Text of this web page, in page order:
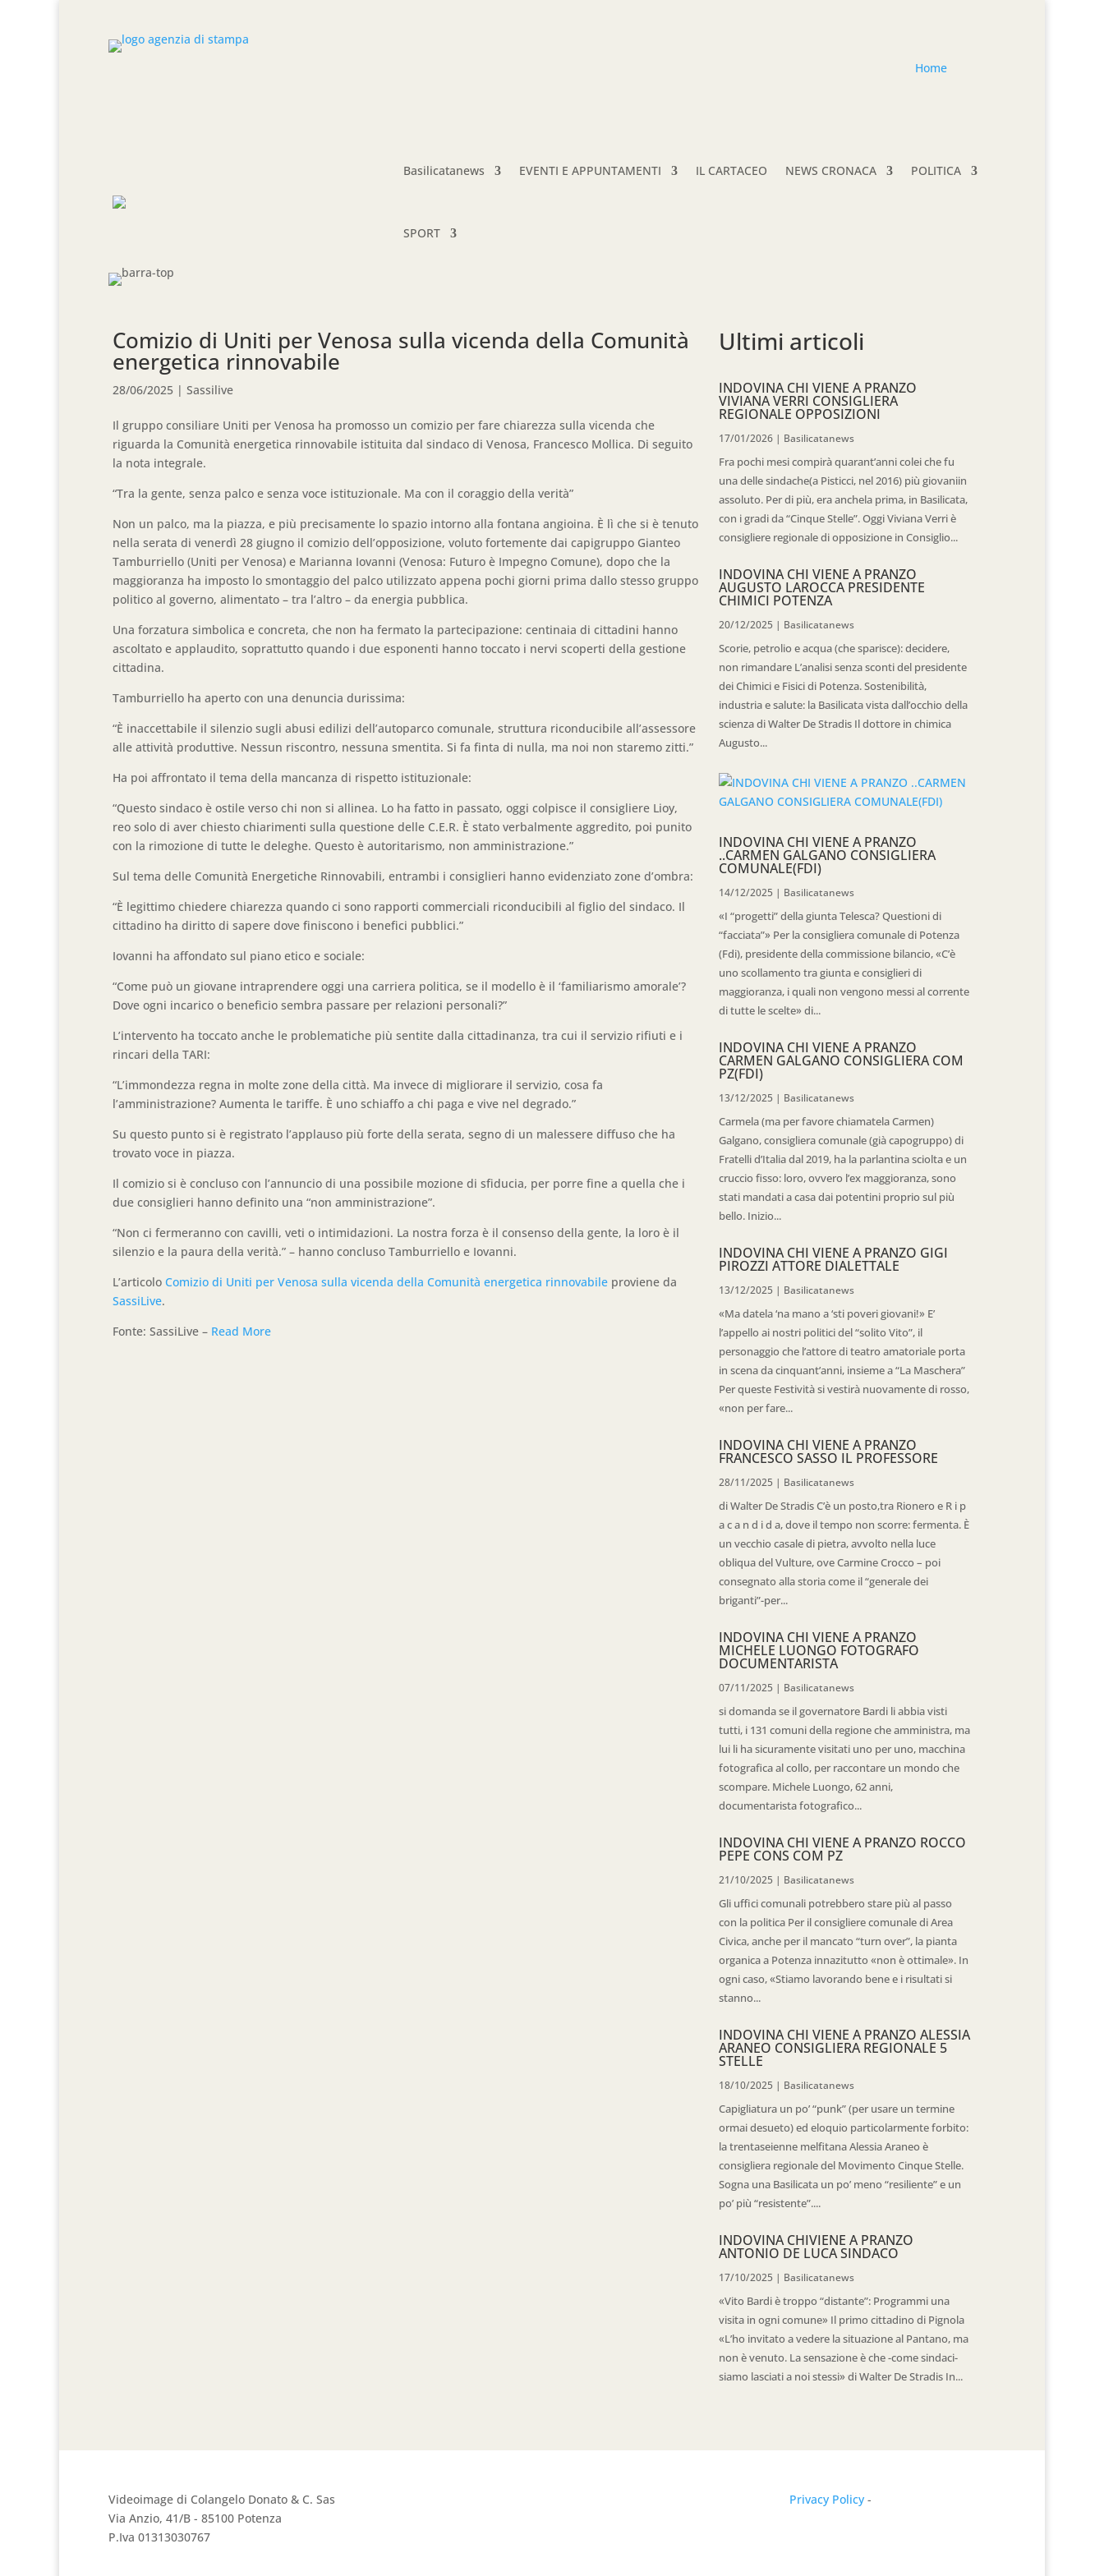
Home
Basilicatanews EVENTI E APPUNTAMENTI IL CARTACEO NEWS CRONACA POLITICA
SPORT
Comizio di Uniti per Venosa sulla vicenda della Comunità
energetica rinnovabile
28/06/2025 | Sassilive
Il gruppo consiliare Uniti per Venosa ha promosso un comizio per fare chiarezza sulla vicenda che
riguarda la Comunità energetica rinnovabile istituita dal sindaco di Venosa, Francesco Mollica. Di seguito
la nota integrale.
“Tra la gente, senza palco e senza voce istituzionale. Ma con il coraggio della verità”
Non un palco, ma la piazza, e più precisamente lo spazio intorno alla fontana angioina. È lì che si è tenuto
nella serata di venerdì 28 giugno il comizio dell’opposizione, voluto fortemente dai capigruppo Gianteo
Tamburriello (Uniti per Venosa) e Marianna Iovanni (Venosa: Futuro è Impegno Comune), dopo che la
maggioranza ha imposto lo smontaggio del palco utilizzato appena pochi giorni prima dallo stesso gruppo
politico al governo, alimentato – tra l’altro – da energia pubblica.
Una forzatura simbolica e concreta, che non ha fermato la partecipazione: centinaia di cittadini hanno
ascoltato e applaudito, soprattutto quando i due esponenti hanno toccato i nervi scoperti della gestione
cittadina.
Tamburriello ha aperto con una denuncia durissima:
“È inaccettabile il silenzio sugli abusi edilizi dell’autoparco comunale, struttura riconducibile all’assessore
alle attività produttive. Nessun riscontro, nessuna smentita. Si fa finta di nulla, ma noi non staremo zitti.”
Ha poi affrontato il tema della mancanza di rispetto istituzionale:
“Questo sindaco è ostile verso chi non si allinea. Lo ha fatto in passato, oggi colpisce il consigliere Lioy,
reo solo di aver chiesto chiarimenti sulla questione delle C.E.R. È stato verbalmente aggredito, poi punito
con la rimozione di tutte le deleghe. Questo è autoritarismo, non amministrazione.”
Sul tema delle Comunità Energetiche Rinnovabili, entrambi i consiglieri hanno evidenziato zone d’ombra:
“È legittimo chiedere chiarezza quando ci sono rapporti commerciali riconducibili al figlio del sindaco. Il
cittadino ha diritto di sapere dove finiscono i benefici pubblici.”
Iovanni ha affondato sul piano etico e sociale:
“Come può un giovane intraprendere oggi una carriera politica, se il modello è il ‘familiarismo amorale’?
Dove ogni incarico o beneficio sembra passare per relazioni personali?”
L’intervento ha toccato anche le problematiche più sentite dalla cittadinanza, tra cui il servizio rifiuti e i
rincari della TARI:
“L’immondezza regna in molte zone della città. Ma invece di migliorare il servizio, cosa fa
l’amministrazione? Aumenta le tariffe. È uno schiaffo a chi paga e vive nel degrado.”
Su questo punto si è registrato l’applauso più forte della serata, segno di un malessere diffuso che ha
trovato voce in piazza.
Il comizio si è concluso con l’annuncio di una possibile mozione di sfiducia, per porre fine a quella che i
due consiglieri hanno definito una “non amministrazione”.
“Non ci fermeranno con cavilli, veti o intimidazioni. La nostra forza è il consenso della gente, la loro è il
silenzio e la paura della verità.” – hanno concluso Tamburriello e Iovanni.
L’articolo Comizio di Uniti per Venosa sulla vicenda della Comunità energetica rinnovabile proviene da
SassiLive.
Fonte: SassiLive – Read More
Ultimi articoli
INDOVINA CHI VIENE A PRANZO
VIVIANA VERRI CONSIGLIERA
REGIONALE OPPOSIZIONI
17/01/2026 | Basilicatanews
Fra pochi mesi compirà quarant’anni colei che fu
una delle sindache(a Pisticci, nel 2016) più giovaniin
assoluto. Per di più, era anchela prima, in Basilicata,
con i gradi da “Cinque Stelle”. Oggi Viviana Verri è
consigliere regionale di opposizione in Consiglio...
INDOVINA CHI VIENE A PRANZO
AUGUSTO LAROCCA PRESIDENTE
CHIMICI POTENZA
20/12/2025 | Basilicatanews
Scorie, petrolio e acqua (che sparisce): decidere,
non rimandare L’analisi senza sconti del presidente
dei Chimici e Fisici di Potenza. Sostenibilità,
industria e salute: la Basilicata vista dall’occhio della
scienza di Walter De Stradis Il dottore in chimica
Augusto...
INDOVINA CHI VIENE A PRANZO
..CARMEN GALGANO CONSIGLIERA
COMUNALE(FDI)
14/12/2025 | Basilicatanews
«I “progetti” della giunta Telesca? Questioni di
“facciata”» Per la consigliera comunale di Potenza
(Fdi), presidente della commissione bilancio, «C’è
uno scollamento tra giunta e consiglieri di
maggioranza, i quali non vengono messi al corrente
di tutte le scelte» di...
INDOVINA CHI VIENE A PRANZO
CARMEN GALGANO CONSIGLIERA COM
PZ(FDI)
13/12/2025 | Basilicatanews
Carmela (ma per favore chiamatela Carmen)
Galgano, consigliera comunale (già capogruppo) di
Fratelli d’Italia dal 2019, ha la parlantina sciolta e un
cruccio fisso: loro, ovvero l’ex maggioranza, sono
stati mandati a casa dai potentini proprio sul più
bello. Inizio...
INDOVINA CHI VIENE A PRANZO GIGI
PIROZZI ATTORE DIALETTALE
13/12/2025 | Basilicatanews
«Ma datela ‘na mano a ‘sti poveri giovani!» E’
l’appello ai nostri politici del “solito Vito”, il
personaggio che l’attore di teatro amatoriale porta
in scena da cinquant’anni, insieme a “La Maschera”
Per queste Festività si vestirà nuovamente di rosso,
«non per fare...
INDOVINA CHI VIENE A PRANZO
FRANCESCO SASSO IL PROFESSORE
28/11/2025 | Basilicatanews
di Walter De Stradis C’è un posto,tra Rionero e R i p
a c a n d i d a, dove il tempo non scorre: fermenta. È
un vecchio casale di pietra, avvolto nella luce
obliqua del Vulture, ove Carmine Crocco – poi
consegnato alla storia come il “generale dei
briganti”-per...
INDOVINA CHI VIENE A PRANZO
MICHELE LUONGO FOTOGRAFO
DOCUMENTARISTA
07/11/2025 | Basilicatanews
si domanda se il governatore Bardi li abbia visti
tutti, i 131 comuni della regione che amministra, ma
lui li ha sicuramente visitati uno per uno, macchina
fotografica al collo, per raccontare un mondo che
scompare. Michele Luongo, 62 anni,
documentarista fotografico...
INDOVINA CHI VIENE A PRANZO ROCCO
PEPE CONS COM PZ
21/10/2025 | Basilicatanews
Gli uffici comunali potrebbero stare più al passo
con la politica Per il consigliere comunale di Area
Civica, anche per il mancato “turn over”, la pianta
organica a Potenza innazitutto «non è ottimale». In
ogni caso, «Stiamo lavorando bene e i risultati si
stanno...
INDOVINA CHI VIENE A PRANZO ALESSIA
ARANEO CONSIGLIERA REGIONALE 5
STELLE
18/10/2025 | Basilicatanews
Capigliatura un po’ “punk” (per usare un termine
ormai desueto) ed eloquio particolarmente forbito:
la trentaseienne melfitana Alessia Araneo è
consigliera regionale del Movimento Cinque Stelle.
Sogna una Basilicata un po’ meno “resiliente” e un
po’ più “resistente”....
INDOVINA CHIVIENE A PRANZO
ANTONIO DE LUCA SINDACO
17/10/2025 | Basilicatanews
«Vito Bardi è troppo “distante”: Programmi una
visita in ogni comune» Il primo cittadino di Pignola
«L’ho invitato a vedere la situazione al Pantano, ma
non è venuto. La sensazione è che -come sindaci-
siamo lasciati a noi stessi» di Walter De Stradis In...
Videoimage di Colangelo Donato & C. Sas
Via Anzio, 41/B - 85100 Potenza
P.Iva 01313030767
Privacy Policy-